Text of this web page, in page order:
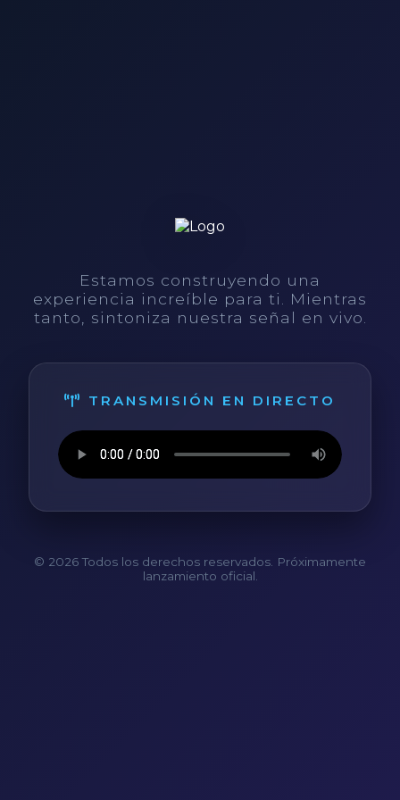
Estamos construyendo una
experiencia increíble para ti. Mientras
tanto, sintoniza nuestra señal en vivo.
TRANSMISIÓN EN DIRECTO
© 2026 Todos los derechos reservados. Próximamente
lanzamiento oficial.